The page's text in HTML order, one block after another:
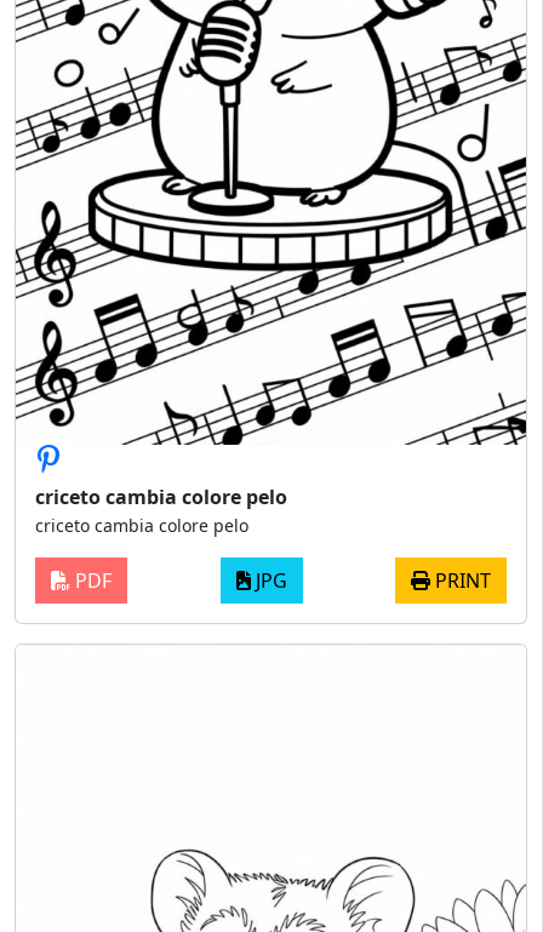
criceto cambia colore pelo
criceto cambia colore pelo
PDF JPG PRINT